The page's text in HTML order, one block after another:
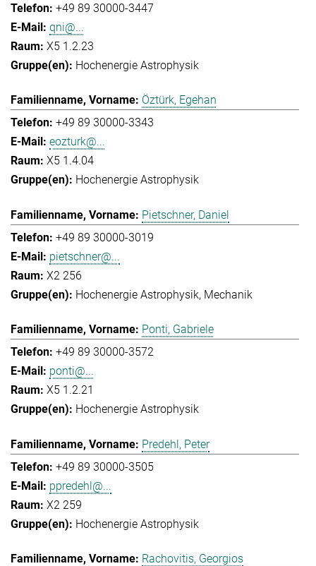
+49 89 30000-3447
qni@...
X5 1.2.23
Hochenergie Astrophysik
Öztürk, Egehan
+49 89 30000-3343
eozturk@...
X5 1.4.04
Hochenergie Astrophysik
Pietschner, Daniel
+49 89 30000-3019
pietschner@...
X2 256
Hochenergie Astrophysik Mechanik
Ponti, Gabriele
+49 89 30000-3572
ponti@...
X5 1.2.21
Hochenergie Astrophysik
Predehl, Peter
+49 89 30000-3505
ppredehl@...
X2 259
Hochenergie Astrophysik
Rachovitis, Georgios